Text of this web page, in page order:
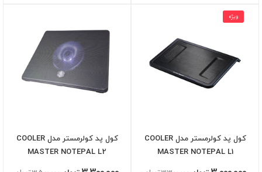
ویژه
کول پد کولرمستر مدل COOLER
MASTER NOTEPAL L1
کول پد کولرمستر مدل COOLER
MASTER NOTEPAL L2